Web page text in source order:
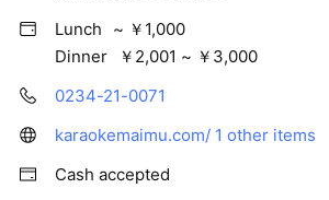
Lunch
~ ￥1,000
Dinner
￥2,001 ~ ￥3,000
0234-21-0071
karaokemaimu.com/ 1 other items
Cash accepted